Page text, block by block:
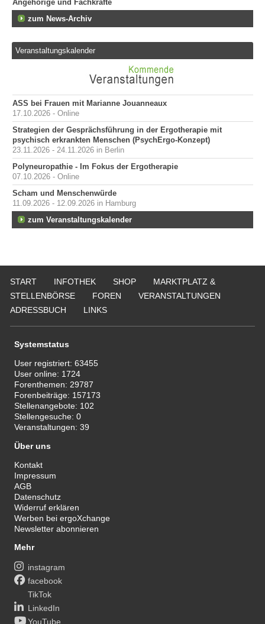
Angehörige und Fachkräfte
zum News-Archiv
Veranstaltungskalender
ASS bei Frauen mit Marianne Jouanneaux
17.10.2026 - Online
Strategien der Gesprächsführung in der Ergotherapie mit
psychisch erkrankten Menschen (PsychErgo-Konzept)
23.11.2026 - 24.11.2026 in Berlin
Polyneuropathie - Im Fokus der Ergotherapie
07.10.2026 - Online
Scham und Menschenwürde
11.09.2026 - 12.09.2026 in Hamburg
zum Veranstaltungskalender
START INFOTHEK SHOP
MARKTPLATZ &
STELLENBÖRSE
FOREN
VERANSTALTUNGEN
ADRESSBUCH
LINKS
Systemstatus
User registriert:63455
User online: 1724
Forenthemen: 29787
Forenbeiträge: 157173
Stellenangebote: 102
Stellengesuche:0
Veranstaltungen:39
Über uns
Kontakt
Impressum
AGB
Datenschutz
Widerruf erklären
Werben bei ergoXchange
Newsletter abonnieren
Mehr
instagram
facebook
TikTok
LinkedIn
YouTube